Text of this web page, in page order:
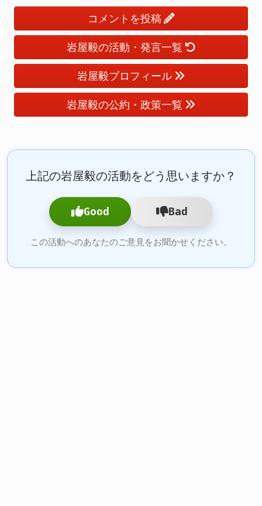
コメントを投稿
岩屋毅の活動・発言一覧
岩屋毅プロフィール
岩屋毅の公約・政策一覧
上記の岩屋毅の活動をどう思いますか？
Good Bad
この活動へのあなたのご意見をお聞かせください。